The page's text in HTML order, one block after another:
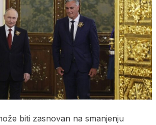
biti zasnovan na smanjenju